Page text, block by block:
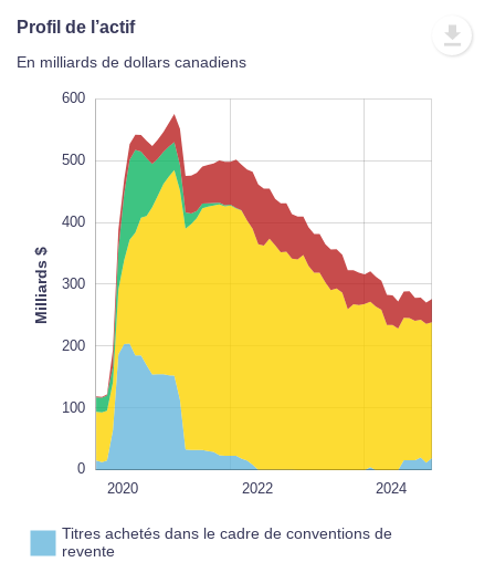
Profil de l’actif
En milliards de dollars canadiens
Milliards $ 100
600
500
400
300
200
100
0
L
2018
2020 2022 2024
2026
Titres achetés dans le cadre de conventions de
revente